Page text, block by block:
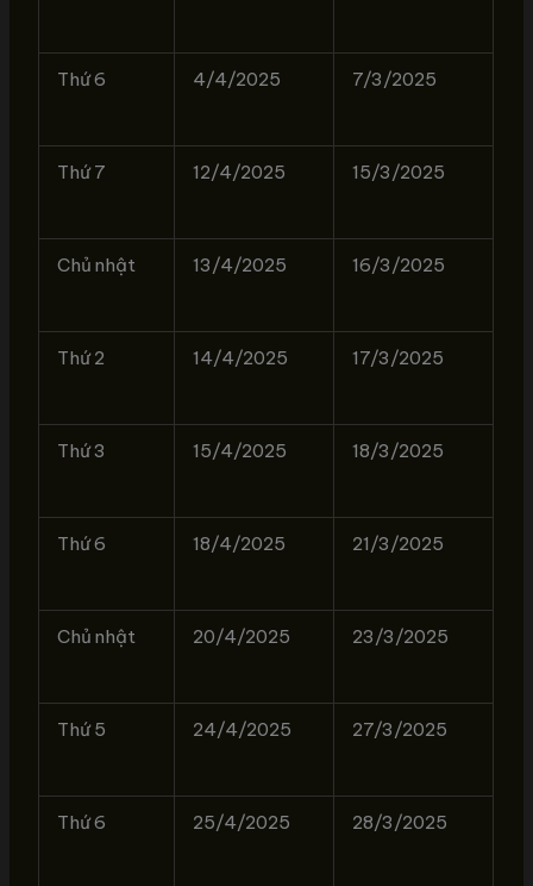
Thứ 6 4/4/2025 7/3/2025
Thứ 7 12/4/2025 15/3/2025
Chủ nhật 13/4/2025 16/3/2025
Thứ 2 14/4/2025 17/3/2025
Thứ 3 15/4/2025 18/3/2025
Thứ 6 18/4/2025 21/3/2025
Chủ nhật 20/4/2025 23/3/2025
Thứ 5 24/4/2025 27/3/2025
Thứ 6 25/4/2025 28/3/2025